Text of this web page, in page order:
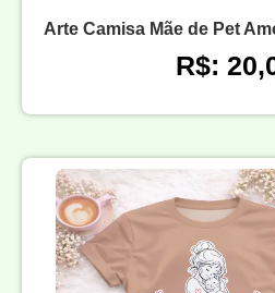
Arte Camisa Mãe de Pet
R$: